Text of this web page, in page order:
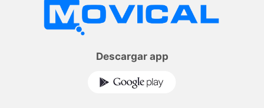
Descargar app